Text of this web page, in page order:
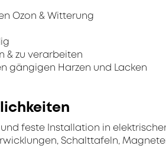
Ozon & Witterung
& zu verarbeiten
gängigen Harzen und Lacken
feste Installation in
Schalttafeln,